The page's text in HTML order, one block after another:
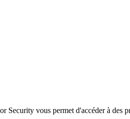
Security vous permet d'accéder à des